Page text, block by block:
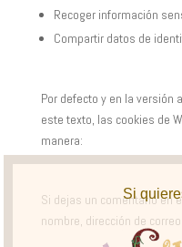
Recoger información
Compartir datos de
Por defecto y en la versión
este texto, las cookies de
manera:
Si dejas un comentario en
nombre, dirección de